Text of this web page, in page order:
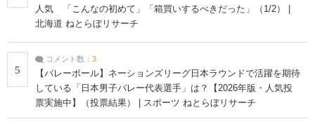
人気 「こんなの初めて」「箱買いするべきだった」（1/2） |
北海道 ねとらぼリサーチ
5
コメント数： 3
【バレーボール】ネーションズリーグ日本ラウンドで活躍を期待
している「日本男子バレー代表選手」は？【2026年版・人気投
票実施中】（投票結果） | スポーツ ねとらぼリサーチ